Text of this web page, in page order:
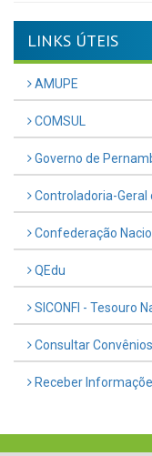
LINKS ÚTEIS
AMUPE
COMSUL
Governo de
Controladoria-Geral
Confederação
QEdu
SICONFI - Tesouro
Consultar Convênios
Receber